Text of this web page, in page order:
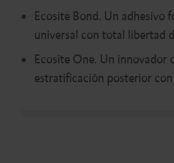
Ecosite Bond. Un adhesivo
universal con total libertad
Ecosite One. Un innovador
estratificación posterior